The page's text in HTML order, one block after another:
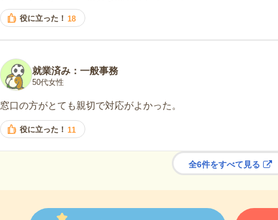
役に立った！ 18
就業済み：一般事務
50代女性
窓口の方がとても親切で対応がよかった。
役に立った！ 11
全6件をすべて見る